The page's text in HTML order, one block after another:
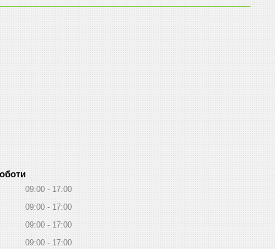
09:00
17:00
09:00
17:00
09:00
17:00
09:00 17:00